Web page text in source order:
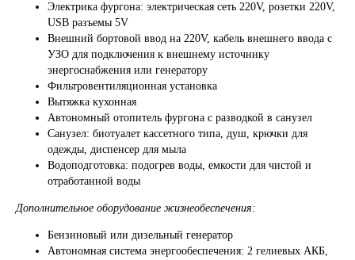
Электрика фургона: электрическая сеть 220V, розетки 220V,
USB разъемы 5V
Внешний бортовой ввод на 220V, кабель внешнего ввода с
УЗО для подключения к внешнему источнику
энергоснабжения или генератору
Фильтровентиляционная установка
Вытяжка кухонная
Автономный отопитель фургона с разводкой в санузел
Санузел: биотуалет кассетного типа, душ, крючки для
одежды, диспенсер для мыла
Водоподготовка: подогрев воды, емкости для чистой и
отработанной воды
Дополнительное оборудование жизнеобеспечения:
Бензиновый или дизельный генератор
Автономная система энергообеспечения: 2 гелиевых АКБ,
ДРУГИЕ СПЕЦАВТОМОБИЛИ